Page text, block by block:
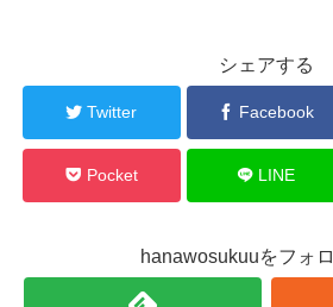
シェアする
Twitter Facebook
Pocket LINE
hanawosukuuをフォ